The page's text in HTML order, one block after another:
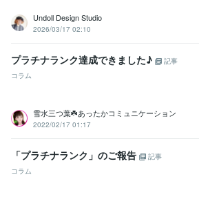
悩み相談・カウンセリング
自分との向き合い方
人間関係の悩み 夫婦問題 恋活・婚活
ビジネス代行・事務代行 ココナラ初心者
Undoll Design Studio
2026/03/17 02:10
プラチナランク達成できました♪
記事
コラム
雪水三つ葉☘️あったかコミュニケーション
2022/02/17 01:17
「プラチナランク」のご報告
記事
コラム